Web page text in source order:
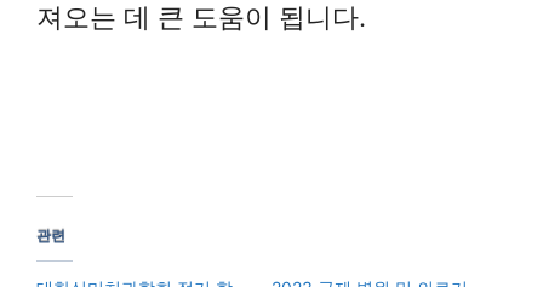
져오는 데 큰 도움이 됩니다.
관련